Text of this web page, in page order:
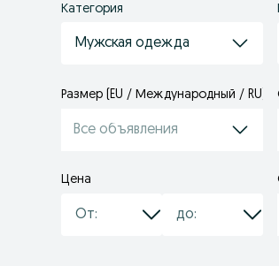
Категория
Мужская одежда
Размер (EU / Международный / RU)
Все объявления
Цена